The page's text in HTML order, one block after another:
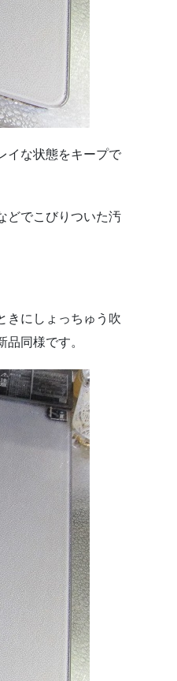
イな状態をキープで
どでこびりついた汚
きにしょっちゅう吹
同様です。